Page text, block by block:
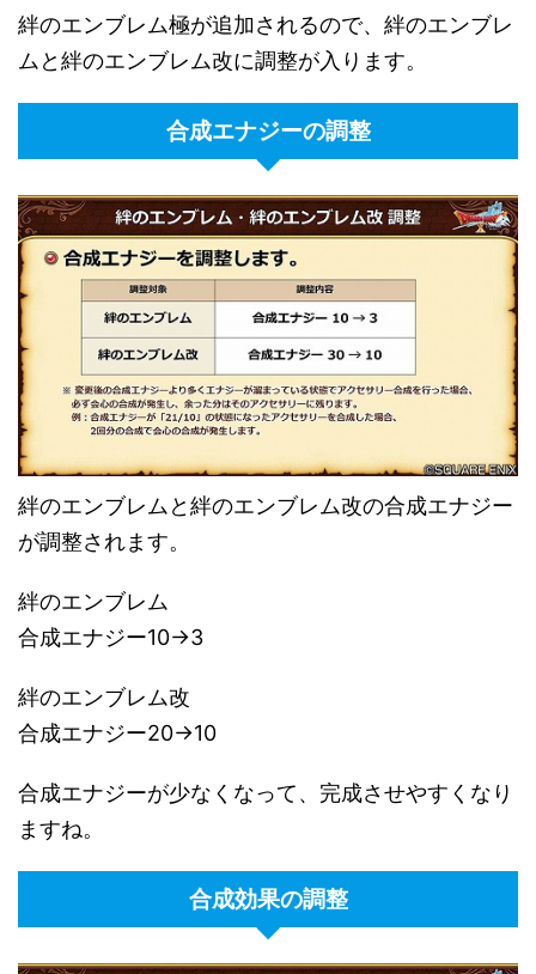
絆のエンブレム極が追加されるので、絆のエンブレ
ムと絆のエンブレム改に調整が入ります。
合成エナジーの調整
絆のエンブレムと絆のエンブレム改の合成エナジー
が調整されます。
絆のエンブレム
合成エナジー10→3
絆のエンブレム改
合成エナジー20→10
合成エナジーが少なくなって、完成させやすくなり
ますね。
合成効果の調整